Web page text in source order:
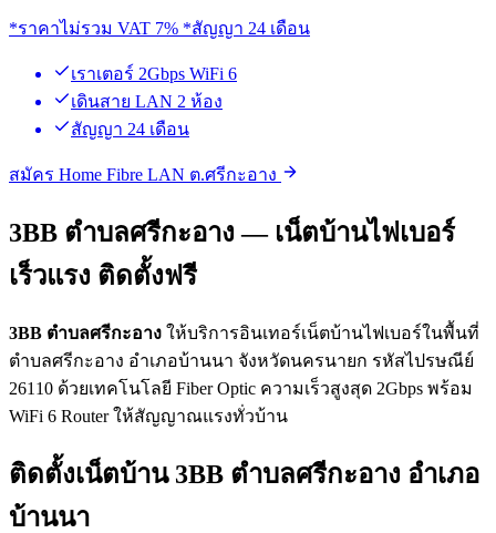
*ราคาไม่รวม VAT 7% *สัญญา 24 เดือน
เราเตอร์ 2Gbps WiFi 6
เดินสาย LAN 2 ห้อง
สัญญา 24 เดือน
สมัคร Home Fibre LAN ต.ศรีกะอาง
3BB ตำบลศรีกะอาง — เน็ตบ้านไฟเบอร์
เร็วแรง ติดตั้งฟรี
3BB ตำบลศรีกะอาง ให้บริการอินเทอร์เน็ตบ้านไฟเบอร์ในพื้นที่
ตำบลศรีกะอาง อำเภอบ้านนา จังหวัดนครนายก รหัสไปรษณีย์
26110 ด้วยเทคโนโลยี Fiber Optic ความเร็วสูงสุด 2Gbps พร้อม
WiFi 6 Router ให้สัญญาณแรงทั่วบ้าน
ติดตั้งเน็ตบ้าน 3BB ตำบลศรีกะอาง อำเภอ
บ้านนา